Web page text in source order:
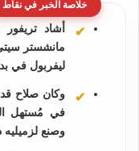
خلاصة الخبر في نقاط
أشاد
مانشستر
ليفربول في
وكان صلاح
في مُستهل
وصنع لزميليه